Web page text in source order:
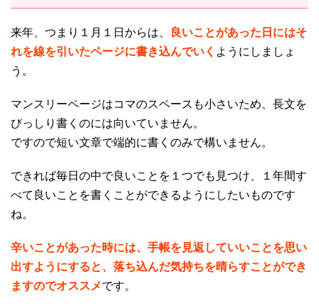
来年、つまり１月１日からは、
良いことがあった日にはそ
れを線を引いたページに書き込んでいく ようにしましょ
う。
マンスリーページはコマのスペースも小さいため、長文を
びっしり書くのには向いていません。
ですので短い文章で端的に書くのみで構いません。
できれば毎日の中で良いことを１つでも見つけ、１年間す
べて良いことを書くことができるようにしたいものです
ね。
辛いことがあった時には、手帳を見返していいことを思い
出すようにすると、落ち込んだ気持ちを晴らすことができ
ますのでオススメです。